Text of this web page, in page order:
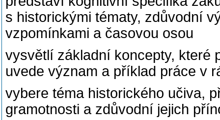
s historickými tématy, zdůvodní
vzpomínkami a časovou osou
vysvětlí základní koncepty, které
uvede význam a příklad práce v
vybere téma historického učiva,
gramotnosti a zdůvodní jejich